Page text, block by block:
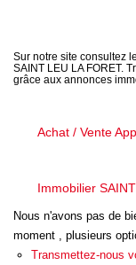
Sur notre site consultez
SAINT LEU LA FORET.
grâce aux annonces
Achat / Vente
Immobilier
Nous n'avons pas de
moment , plusieurs
Transmettez-nous